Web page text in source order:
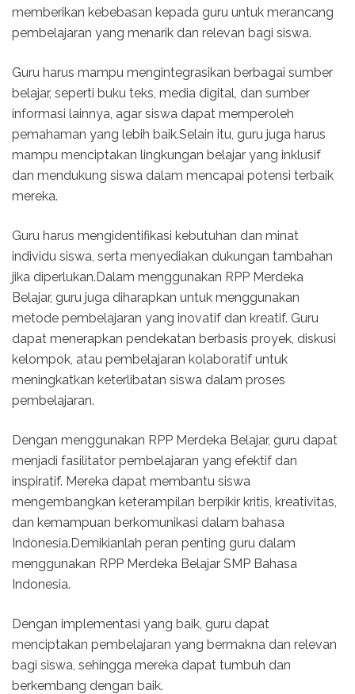
memberikan kebebasan kepada guru untuk merancang
pembelajaran yang menarik dan relevan bagi siswa.
Guru harus mampu mengintegrasikan berbagai sumber
belajar, seperti buku teks, media digital, dan sumber
informasi lainnya, agar siswa dapat memperoleh
pemahaman yang lebih baik.Selain itu, guru juga harus
mampu menciptakan lingkungan belajar yang inklusif
dan mendukung siswa dalam mencapai potensi terbaik
mereka.
Guru harus mengidentifikasi kebutuhan dan minat
individu siswa, serta menyediakan dukungan tambahan
jika diperlukan.Dalam menggunakan RPP Merdeka
Belajar, guru juga diharapkan untuk menggunakan
metode pembelajaran yang inovatif dan kreatif. Guru
dapat menerapkan pendekatan berbasis proyek, diskusi
kelompok, atau pembelajaran kolaboratif untuk
meningkatkan keterlibatan siswa dalam proses
pembelajaran.
Dengan menggunakan RPP Merdeka Belajar, guru dapat
menjadi fasilitator pembelajaran yang efektif dan
inspiratif. Mereka dapat membantu siswa
mengembangkan keterampilan berpikir kritis, kreativitas,
dan kemampuan berkomunikasi dalam bahasa
Indonesia.Demikianlah peran penting guru dalam
menggunakan RPP Merdeka Belajar SMP Bahasa
Indonesia.
Dengan implementasi yang baik, guru dapat
menciptakan pembelajaran yang bermakna dan relevan
bagi siswa, sehingga mereka dapat tumbuh dan
berkembang dengan baik.